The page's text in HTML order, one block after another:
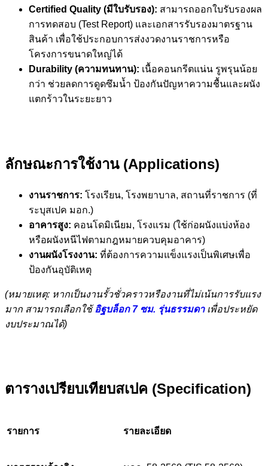
Certified Quality (มีใบรับรอง): สามารถออกใบรับรองผล
การทดสอบ (Test Report) และเอกสารรับรองมาตรฐาน
สินค้า เพื่อใช้ประกอบการส่งงวดงานราชการหรือ
โครงการขนาดใหญ่ได้
Durability (ความทนทาน): เนื้อคอนกรีตแน่น รูพรุนน้อย
กว่า ช่วยลดการดูดซึมน้ำ ป้องกันปัญหาความชื้นและผนัง
แตกร้าวในระยะยาว
ลักษณะการใช้งาน (Applications)
งานราชการ: โรงเรียน, โรงพยาบาล, สถานที่ราชการ (ที่
ระบุสเปค มอก.)
อาคารสูง: คอนโดมิเนียม, โรงแรม (ใช้ก่อผนังแบ่งห้อง
หรือผนังหนีไฟตามกฎหมายควบคุมอาคาร)
งานผนังโรงงาน: ที่ต้องการความแข็งแรงเป็นพิเศษเพื่อ
ป้องกันอุบัติเหตุ
(หมายเหตุ: หากเป็นงานรั้วชั่วคราวหรืองานที่ไม่เน้นการรับแรง
มาก สามารถเลือกใช้ อิฐบล็อก 7 ซม. รุ่นธรรมดาเพื่อประหยัด
งบประมาณได้)
ตารางเปรียบเทียบสเปค (Specification)
รายการ รายละเอียด